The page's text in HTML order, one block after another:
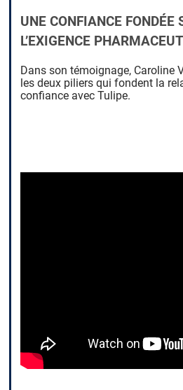
UNE CONFIANCE FONDÉE
L’EXIGENCE
Dans son témoignage, Caroline
les deux piliers qui fondent la
confiance avec Tulipe.